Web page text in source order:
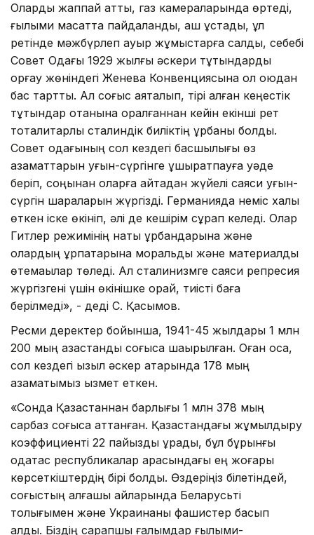
Оларды жаппай атты, газ камераларында өртеді,
ғылыми мақсатта пайдаланды, аш ұстады, құл
ретінде мәжбүрлеп ауыр жұмыстарға салды, себебі
Совет Одағы 1929 жылғы әскери тұтқындарды
қорғау жөніндегі Женева Конвенциясына қол қоюдан
бас тартты. Ал соғыс аяқталып, тірі қалған кеңестік
тұтқындар отанына оралғаннан кейін екінші рет
тоталитарлық сталиндік биліктің құрбаны болды.
Совет одағының сол кездегі басшылығы өз
азаматтарын қуғын-сүргінге ұшыратпауға уәде
беріп, соңынан оларға қайтадан жүйелі саяси қуғын-
сүргін шараларын жүргізді. Германияда неміс халқы
өткен іске өкініп, әлі де кешірім сұрап келеді. Олар
Гитлер режимінің нақты құрбандарына және
олардың ұрпақтарына моральдық және материалдық
өтемақылар төледі. Ал сталинизмге саяси репресия
жүргізгені үшін өкінішке орай, тиісті баға
берілмеді», - деді С. Қасымов.
Ресми деректер бойынша, 1941-45 жылдары 1 млн
200 мың қазақстандық соғысқа шақырылған. Оған қоса,
сол кездегі қызыл әскер қатарында 178 мың
азаматымыз қызмет еткен.
«Сонда Қазақстаннан барлығы 1 млн 378 мың
сарбаз соғысқа аттанған. Қазақстандағы жұмылдыру
коэффициенті 22 пайызды құрады, бұл бұрынғы
одақтас республикалар арасындағы ең жоғары
көрсеткіштердің бірі болды. Өздеріңіз білетіндей,
соғыстың алғашқы айларында Беларусьті
толығымен және Украинаны фашистер басып
алды. Біздің сарапшы ғалымдар ғылыми-